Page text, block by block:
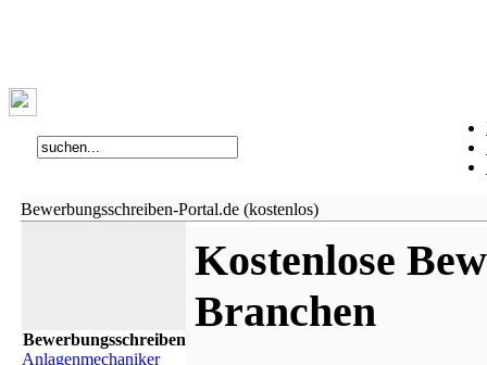
Bewerbungsschreiben-Portal.de (kostenlos)
Bewerbungsschreiben
Anlagenmechaniker
Kostenlose
Branchen